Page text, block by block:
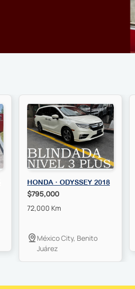
HONDA · ODYSSEY 2018
$795,000
72,000 Km
México City, Benito
Juárez